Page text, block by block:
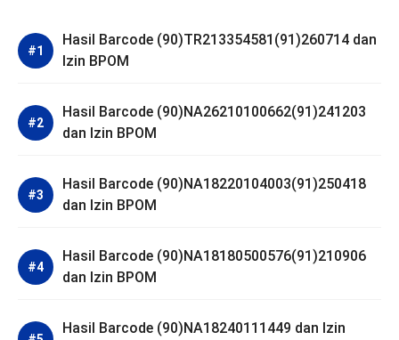
Hasil Barcode (90)TR213354581(91)260714 dan
Izin BPOM
Hasil Barcode (90)NA26210100662(91)241203
dan Izin BPOM
Hasil Barcode (90)NA18220104003(91)250418
dan Izin BPOM
Hasil Barcode (90)NA18180500576(91)210906
dan Izin BPOM
Hasil Barcode (90)NA18240111449 dan Izin